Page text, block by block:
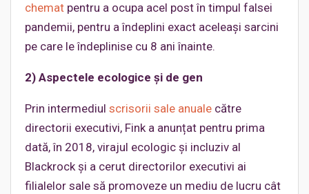
chemat pentru a ocupa acel post în timpul falsei
pandemii, pentru a îndeplini exact aceleași sarcini
pe care le îndeplinise cu 8 ani înainte.
2) Aspectele ecologice și de gen
Prin intermediul scrisorii sale anuale către
directorii executivi, Fink a anunțat pentru prima
dată, în 2018, virajul ecologic și incluziv al
Blackrock și a cerut directorilor executivi ai
filialelor sale să promoveze un mediu de lucru cât